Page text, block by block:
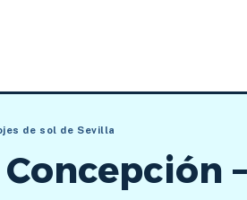
de sol de Sevilla